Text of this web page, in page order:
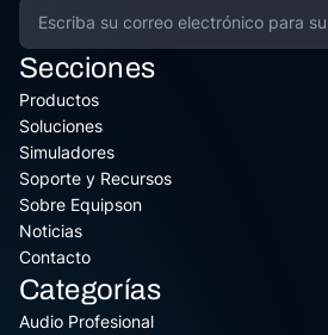
Secciones
Productos
Soluciones
Simuladores
Soporte y Recursos
Sobre Equipson
Noticias
Contacto
Categorías
Audio Profesional